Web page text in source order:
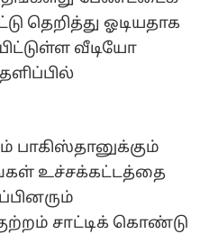
தெறித்து ஓடியதாக
வீடியோ
பாகிஸ்தானுக்கும்
உச்சக்கட்டத்தை
சாட்டிக் கொண்டு